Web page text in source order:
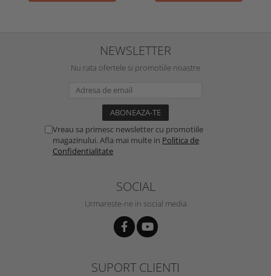
NEWSLETTER
Nu rata ofertele si promotiile noastre
Vreau sa primesc newsletter cu promotiile
magazinului. Afla mai multe in Politica de
Confidentialitate
SOCIAL
Urmareste-ne in social media
SUPORT CLIENTI